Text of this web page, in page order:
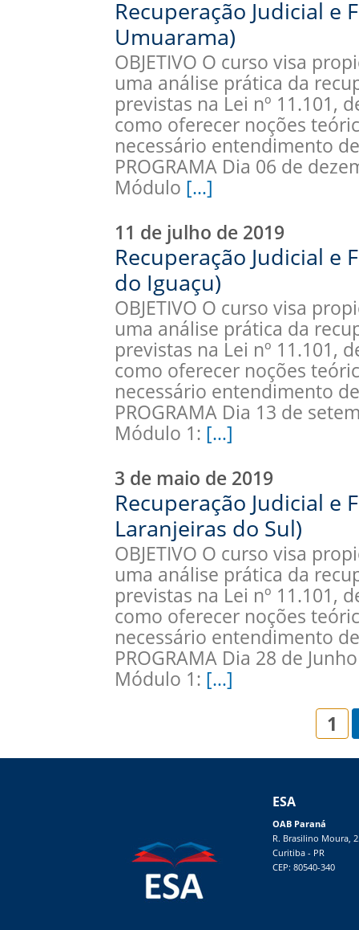
Recuperação Judicial e
Umuarama)
OBJETIVO O curso visa
uma análise prática da
previstas na Lei nº 11.101,
como oferecer noções
necessário entendimento
PROGRAMA Dia 06 de
Módulo […]
11 de julho de 2019
Recuperação Judicial e
do Iguaçu)
OBJETIVO O curso visa
uma análise prática da
previstas na Lei nº 11.101,
como oferecer noções
necessário entendimento
PROGRAMA Dia 13 de
Módulo 1: […]
3 de maio de 2019
Recuperação Judicial e
Laranjeiras do Sul)
OBJETIVO O curso visa
uma análise prática da
previstas na Lei nº 11.101,
como oferecer noções
necessário entendimento
PROGRAMA Dia 28 de
Módulo 1: […]
1
ESA
OAB Paraná
R. Brasilino Moura,
Curitiba - PR
CEP: 80540-340